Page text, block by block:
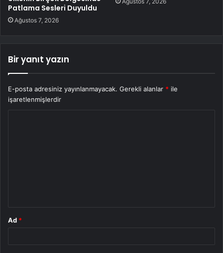
Patlama Sesleri Duyuldu
Ağustos 7, 2026
Bir yanıt yazın
E-posta adresiniz yayınlanmayacak. Gerekli alanlar * ile
işaretlenmişlerdir
Ad *